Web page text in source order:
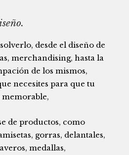
desde el diseño de
merchandising, hasta la
de los mismos,
necesites para que tu
memorable,
de productos, como
gorras, delantales,
medallas,